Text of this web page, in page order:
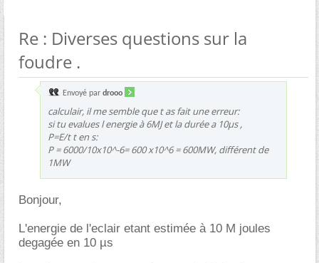
Re : Diverses questions sur la
foudre .
Envoyé par drooo
calculair, il me semble que t as fait une erreur:
si tu evalues l energie à 6MJ et la durée a 10µs ,
P=E/t t en s:
P = 6000/10x10^-6= 600 x10^6 = 600MW, différent de
1MW
Bonjour,
L'energie de l'eclair etant estimée à 10 M joules
degagée en 10 µs